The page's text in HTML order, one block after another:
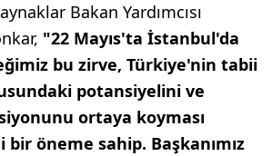
Bakan Yardımcısı
"22 Mayıs'ta İstanbul'da
bu zirve, Türkiye'nin tabii
potansiyelini ve
ortaya koyması
bir öneme sahip. Başkanımız